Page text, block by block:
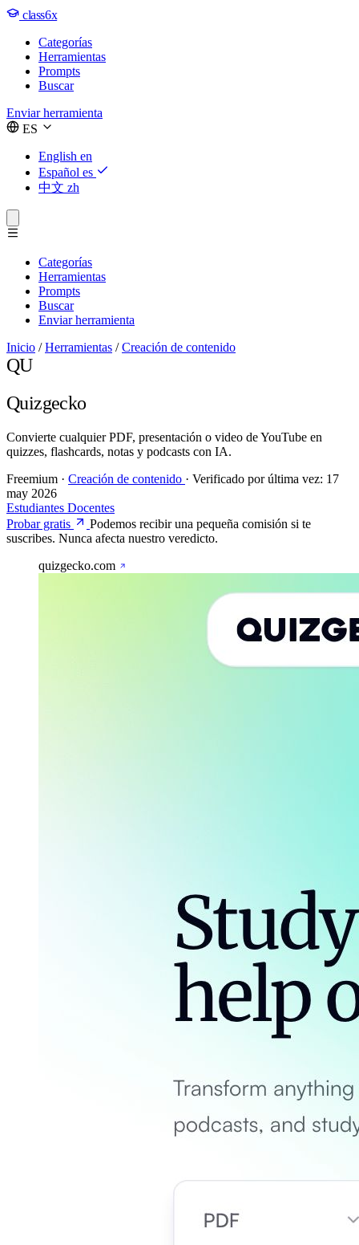
class6x
Categorías
Herramientas
Prompts
Buscar
Enviar herramienta
ES
English en
Español es
中文 zh
Categorías
Herramientas
Prompts
Buscar
Enviar herramienta
Inicio / Herramientas / Creación de contenido
QU
Quizgecko
Convierte cualquier PDF, presentación o video de YouTube en
quizzes, flashcards, notas y podcasts con IA.
Freemium · Creación de contenido · Verificado por última vez: 17
may 2026
Estudiantes Docentes
Probar gratis
Podemos recibir una pequeña comisión si te
suscribes. Nunca afecta nuestro veredicto.
quizgecko.com